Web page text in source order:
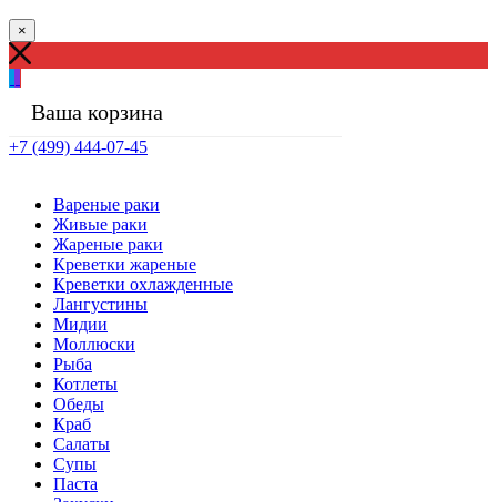
×
Ваша корзина
+7 (499) 444-07-45
Вареные раки
Живые раки
Жареные раки
Креветки жареные
Креветки охлажденные
Лангустины
Мидии
Моллюски
Рыба
Котлеты
Обеды
Краб
Салаты
Супы
Паста